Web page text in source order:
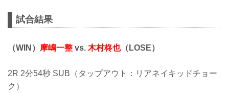
試合結果
（WIN） 摩嶋一整 vs. 木村柊也（LOSE）
2R 2分54秒 SUB（タップアウト：リアネイキッドチョー
ク）